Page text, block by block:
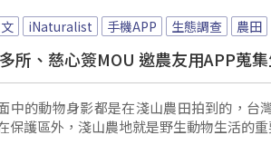
iNaturalist 手機APP 生態調查 農田
所、慈心簽MOU 邀農友用APP蒐
中的動物身影都是在淺山農田拍到的，台
保護區外，淺山農地就是野生動物生活的重